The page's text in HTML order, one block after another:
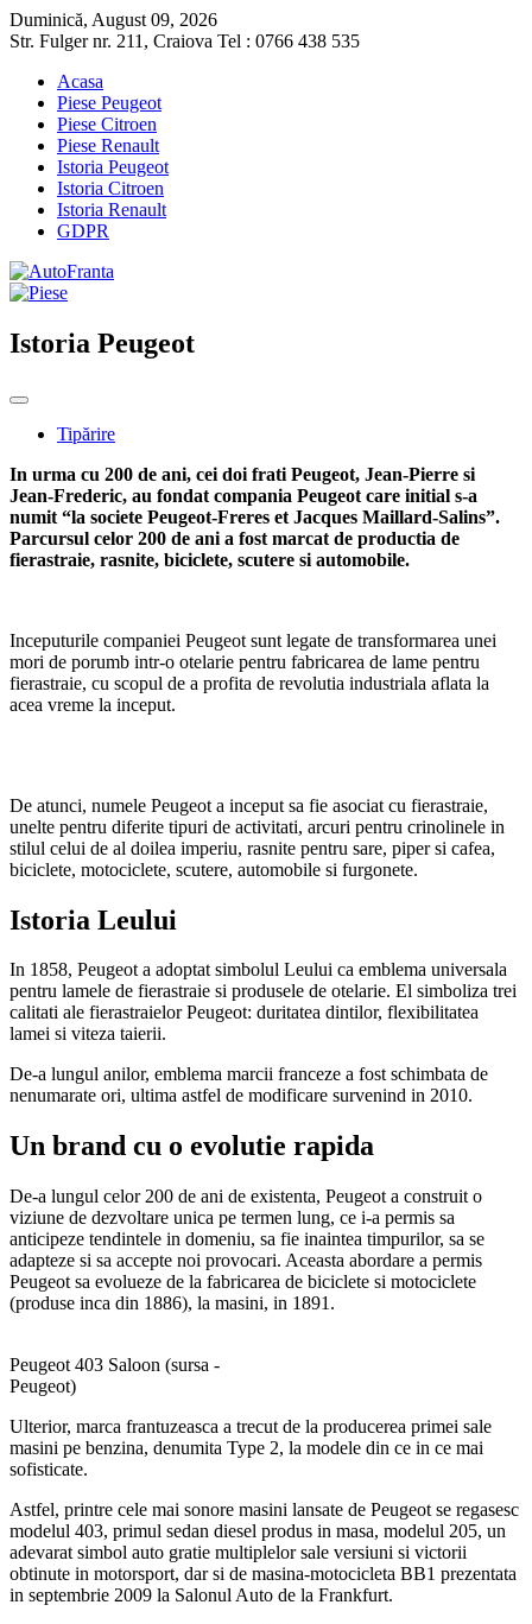
Duminică, August 09, 2026
Str. Fulger nr. 211, Craiova Tel : 0766 438 535
Acasa
Piese Peugeot
Piese Citroen
Piese Renault
Istoria Peugeot
Istoria Citroen
Istoria Renault
GDPR
Istoria Peugeot
Tipărire
In urma cu 200 de ani, cei doi frati Peugeot, Jean-Pierre si
Jean-Frederic, au fondat compania Peugeot care initial s-a
numit “la societe Peugeot-Freres et Jacques Maillard-Salins”.
Parcursul celor 200 de ani a fost marcat de productia de
fierastraie, rasnite, biciclete, scutere si automobile.
Inceputurile companiei Peugeot sunt legate de transformarea unei
mori de porumb intr-o otelarie pentru fabricarea de lame pentru
fierastraie, cu scopul de a profita de revolutia industriala aflata la
acea vreme la inceput.
De atunci, numele Peugeot a inceput sa fie asociat cu fierastraie,
unelte pentru diferite tipuri de activitati, arcuri pentru crinolinele in
stilul celui de al doilea imperiu, rasnite pentru sare, piper si cafea,
biciclete, motociclete, scutere, automobile si furgonete.
Istoria Leului
In 1858, Peugeot a adoptat simbolul Leului ca emblema universala
pentru lamele de fierastraie si produsele de otelarie. El simboliza trei
calitati ale fierastraielor Peugeot: duritatea dintilor, flexibilitatea
lamei si viteza taierii.
De-a lungul anilor, emblema marcii franceze a fost schimbata de
nenumarate ori, ultima astfel de modificare survenind in 2010.
Un brand cu o evolutie rapida
De-a lungul celor 200 de ani de existenta, Peugeot a construit o
viziune de dezvoltare unica pe termen lung, ce i-a permis sa
anticipeze tendintele in domeniu, sa fie inaintea timpurilor, sa se
adapteze si sa accepte noi provocari. Aceasta abordare a permis
Peugeot sa evolueze de la fabricarea de biciclete si motociclete
(produse inca din 1886), la masini, in 1891.
Peugeot 403 Saloon (sursa -
Peugeot)
Ulterior, marca frantuzeasca a trecut de la producerea primei sale
masini pe benzina, denumita Type 2, la modele din ce in ce mai
sofisticate.
Astfel, printre cele mai sonore masini lansate de Peugeot se regasesc
modelul 403, primul sedan diesel produs in masa, modelul 205, un
adevarat simbol auto gratie multiplelor sale versiuni si victorii
obtinute in motorsport, dar si de masina-motocicleta BB1 prezentata
in septembrie 2009 la Salonul Auto de la Frankfurt.